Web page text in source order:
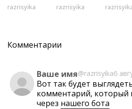
razrisyika razrisyika
Комментарии
Ваше имя@razrisyika6
Вот так будет
комментарий, который
через нашего бота